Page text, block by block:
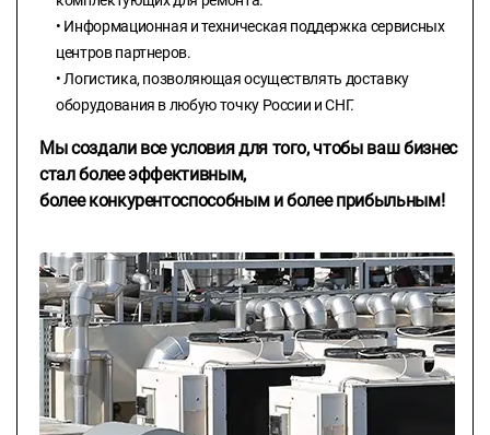
• Информационная и техническая поддержка сервисных
центров партнеров.
• Логистика, позволяющая осуществлять доставку
оборудования в любую точку России и СНГ.
Мы создали все условия для того, чтобы ваш бизнес
стал более эффективным,
более конкурентоспособным и более прибыльным!